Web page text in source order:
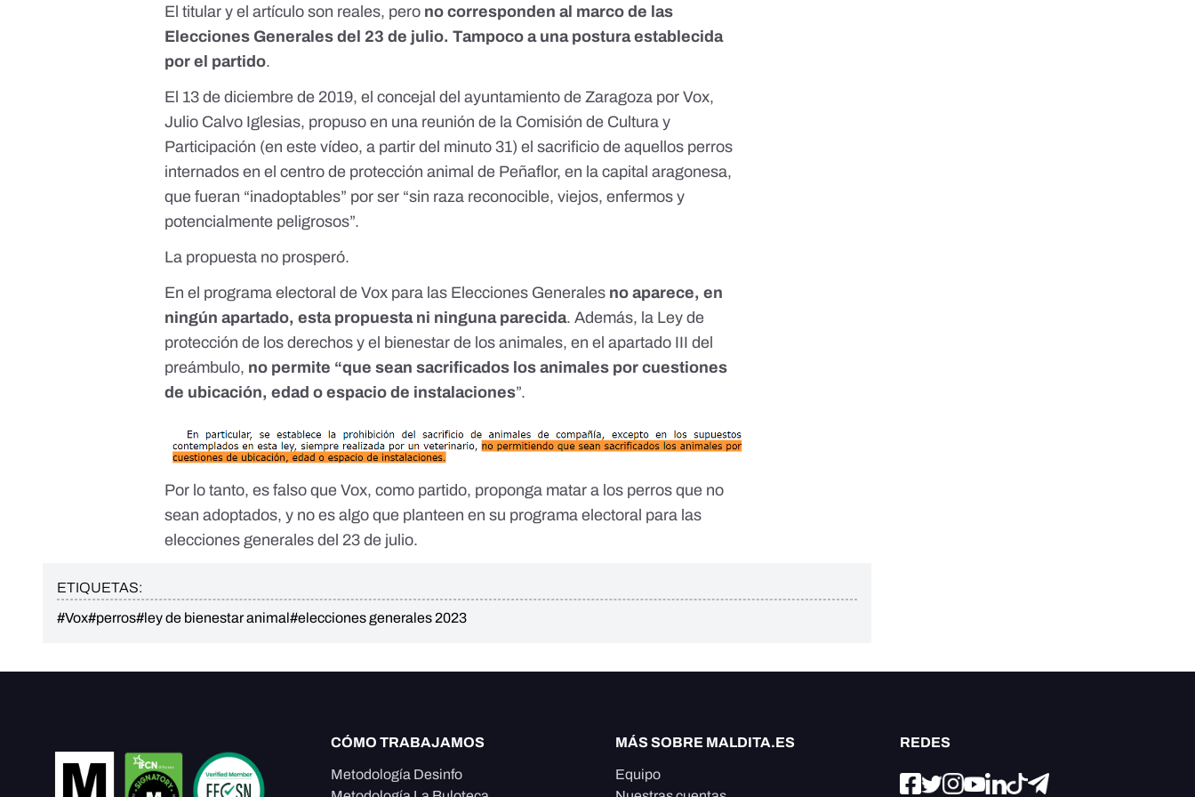
El titular y el artículo son reales, pero no corresponden al marco de las
Elecciones Generales del 23 de julio. Tampoco a una postura establecida
por el partido.
El 13 de diciembre de 2019, el concejal del ayuntamiento de Zaragoza por Vox,
Julio Calvo Iglesias, propuso en una reunión de la Comisión de Cultura y
Participación (eneste vídeo, a partir del minuto 31) el sacrificio de aquellos perros
internados en el centro de protección animal de Peñaflor, en la capital aragonesa,
que fueran “inadoptables” por ser “sin raza reconocible, viejos, enfermos y
potencialmente peligrosos”.
La propuesta no prosperó.
En el programa electoral de Vox para las Elecciones Generales no aparece, en
ningún apartado, esta propuesta ni ninguna parecida. Además, la Ley de
protección de los derechos y el bienestar de los animales, en el apartado III del
preámbulo, no permite “que sean sacrificados los animales por cuestiones
de ubicación, edad o espacio de instalaciones”.
Por lo tanto, es falso que Vox, como partido, proponga matar a los perros que no
sean adoptados, y no es algo que planteen en su programa electoral para las
elecciones generales del 23 de julio.
ETIQUETAS:
#Vox#perros#ley de bienestar animal#elecciones generales 2023
CÓMO TRABAJAMOS
Metodología Desinfo
MÁS SOBRE MALDITA.ES
Equipo
REDES